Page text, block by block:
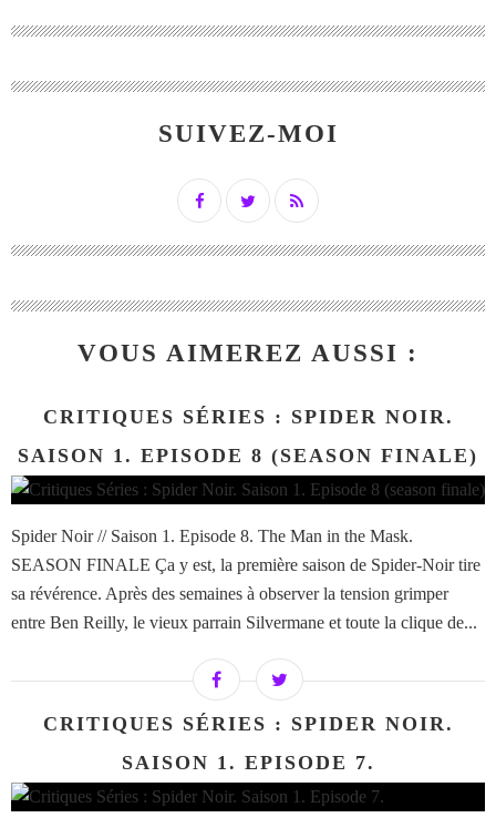
SUIVEZ-MOI
VOUS AIMEREZ AUSSI :
CRITIQUES SÉRIES : SPIDER NOIR.
SAISON 1. EPISODE 8 (SEASON FINALE)
Spider Noir // Saison 1. Episode 8. The Man in the Mask.
SEASON FINALE Ça y est, la première saison de Spider-Noir tire
sa révérence. Après des semaines à observer la tension grimper
entre Ben Reilly, le vieux parrain Silvermane et toute la clique de...
CRITIQUES SÉRIES : SPIDER NOIR.
SAISON 1. EPISODE 7.